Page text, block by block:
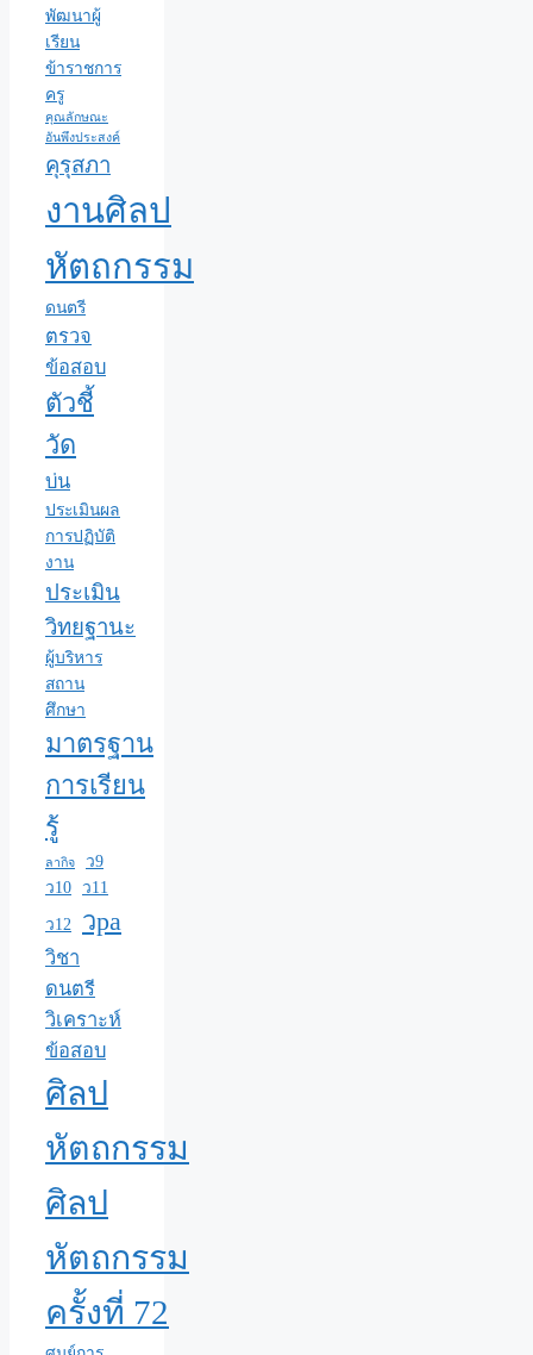
พัฒนาผู้
เรียน
ข้าราชการ
ครู
คุณลักษณะ
อันพึงประสงค์
คุรุสภา
งานศิลป
หัตถกรรม
ดนตรี
ตรวจ
ข้อสอบ
ตัวชี้
วัด
บ่น
ประเมินผล
การปฏิบัติ
งาน
ประเมิน
วิทยฐานะ
ผู้บริหาร
สถาน
ศึกษา
มาตรฐาน
การเรียน
รู้
ลากิจ
ว9
ว10 ว11
ว12 วpa
วิชา
ดนตรี
วิเคราะห์
ข้อสอบ
ศิลป
หัตถกรรม
ศิลป
หัตถกรรม
ครั้งที่ 72